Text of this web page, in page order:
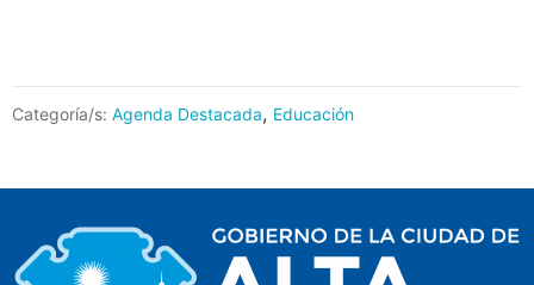
Categoría/s: Agenda Destacada, Educación